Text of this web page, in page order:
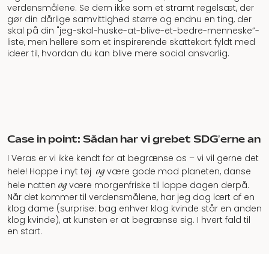
verdensmålene. Se dem ikke som et stramt regelsæt, der
gør din dårlige samvittighed større og endnu en ting, der
skal på din "jeg-skal-huske-at-blive-et-bedre-menneske”-
liste, men hellere som et inspirerende skattekort fyldt med
ideer til, hvordan du kan blive mere social ansvarlig.
Case in point: Sådan har vi grebet SDG’erne an
I Veras er vi ikke kendt for at begrænse os – vi vil gerne det
hele! Hoppe i nyt tøj ogvære gode mod planeten, danse
hele natten ogvære morgenfriske til loppe dagen derpå.
Når det kommer til verdensmålene, har jeg dog lært af en
klog dame (surprise: bag enhver klog kvinde står en anden
klog kvinde), at kunsten er at begrænse sig. I hvert fald til
en start.